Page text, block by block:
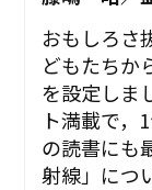
おもしろさ
どもたちか
を設定しま
ト満載で，
の読書にも
射線」につ